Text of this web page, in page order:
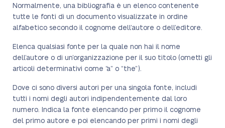
Normalmente, una bibliografia è un elenco contenente
tutte le fonti di un documento visualizzate in ordine
alfabetico secondo il cognome dell’autore o dell’editore.
Elenca qualsiasi fonte per la quale non hai il nome
dell’autore o di un’organizzazione per il suo titolo (ometti gli
articoli determinativi come “a” o “the”).
Dove ci sono diversi autori per una singola fonte, includi
tutti i nomi degli autori indipendentemente dal loro
numero. Indica la fonte elencando per primo il cognome
del primo autore e poi elencando per primi i nomi degli